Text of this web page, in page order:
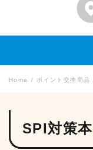
Home ポイント交換商品
SPI対策本